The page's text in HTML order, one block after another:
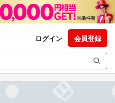
ログイン 会員登録